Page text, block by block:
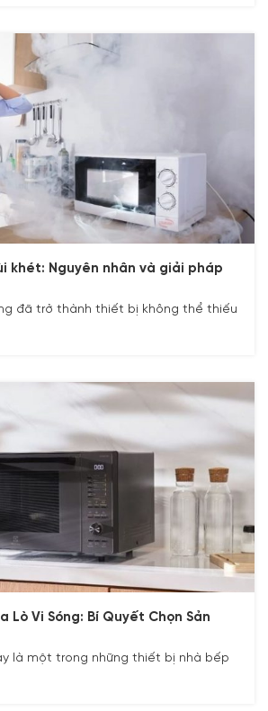
khét: Nguyên nhân và giải pháp
đã trở thành thiết bị không thể thiếu
Lò Vi Sóng: Bí Quyết Chọn Sản
là một trong những thiết bị nhà bếp